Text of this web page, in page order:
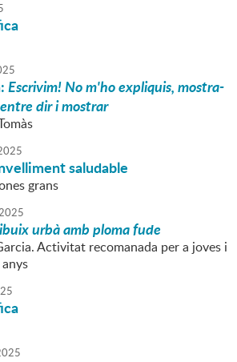
Escrivim! No m'ho expliquis, mostra-
dir i mostrar
saludable
grans
urbà amb ploma fude
Activitat recomanada per a joves i